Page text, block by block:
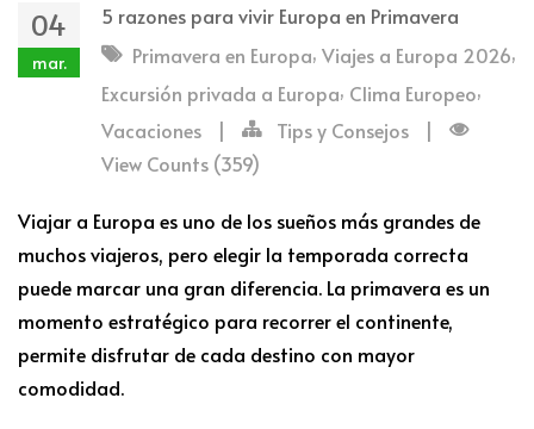
04
mar.
5 razones para vivir Europa en Primavera
Primavera en Europa, Viajes a Europa 2026,
Excursión privada a Europa, Clima Europeo,
Vacaciones
| Tips y Consejos
|
View Counts (359)
Viajar a Europa es uno de los sueños más grandes de
muchos viajeros, pero elegir la temporada correcta
puede marcar una gran diferencia. La primavera es un
momento estratégico para recorrer el continente,
permite disfrutar de cada destino con mayor
comodidad.